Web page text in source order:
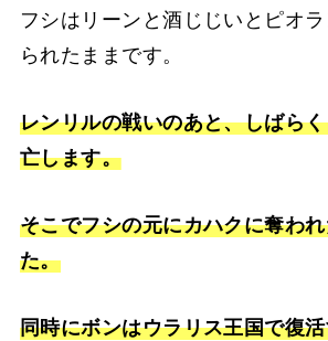
フシはリーンと酒じじいとピオ
られたままです。
レンリルの戦いのあと、しばら
亡します。
そこでフシの元にカハクに奪わ
た。
同時にボンはウラリス王国で復